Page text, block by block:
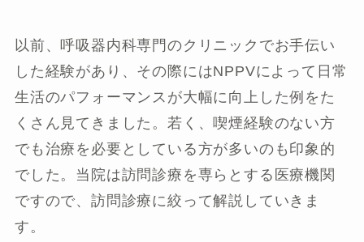
以前、呼吸器内科専門のクリニックでお手伝い
した経験があり、その際にはNPPVによって日常
生活のパフォーマンスが大幅に向上した例をた
くさん見てきました。若く、喫煙経験のない方
でも治療を必要としている方が多いのも印象的
でした。当院は訪問診療を専らとする医療機関
ですので、訪問診療に絞って解説していきま
す。